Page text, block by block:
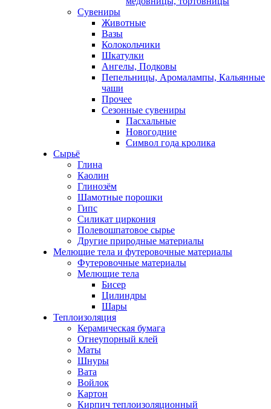
Сувениры
Животные
Вазы
Колокольчики
Шкатулки
Ангелы, Подковы
Пепельницы, Аромалампы, Кальянные
чаши
Прочее
Сезонные сувениры
Пасхальные
Новогодние
Символ года кролика
Сырьё
Глина
Каолин
Глинозём
Шамотные порошки
Гипс
Силикат циркония
Полевошпатовое сырье
Другие природные материалы
Мелющие тела и футеровочные материалы
Футеровочные материалы
Мелющие тела
Бисер
Цилиндры
Шары
Теплоизоляция
Керамическая бумага
Огнеупорный клей
Маты
Шнуры
Вата
Войлок
Картон
Кирпич теплоизоляционный